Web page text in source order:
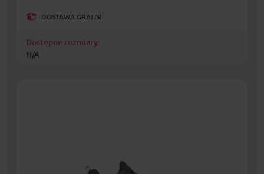
DOSTAWA GRATIS!
Dostępne rozmiary:
N/A